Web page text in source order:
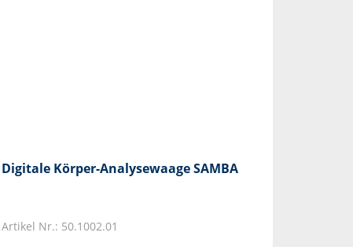
Digitale Körper-Analysewaage SAMBA
Artikel Nr.: 50.1002.01